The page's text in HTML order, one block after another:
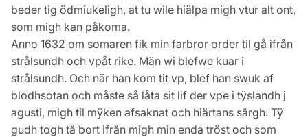
beder tig ödmiukeligh, at tu wile hiälpa migh vtur alt ont,
som migh kan påkoma.
Anno 1632 om somaren fik min farbror order til gå ifrån
strålsundh och vpåt rike. Män wi blefwe kuar i
strålsundh. Och när han kom tit vp, blef han swuk af
blodhsotan och måste så låta sit lif der vpe i tÿslandh j
agusti, migh til mÿken afsaknat och hiärtans sårgh. Tÿ
gudh togh tå bort ifrån migh min enda tröst och som